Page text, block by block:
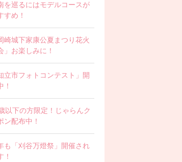
を巡るにはモデルコースが
すめ！
崎城下家康公夏まつり花火
」お楽しみに！
立市フォトコンテスト」開
！
以下の方限定！じゃらんク
ン配布中！
も「刈谷万燈祭」開催され
！